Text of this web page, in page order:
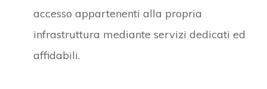
accesso appartenenti alla propria
infrastruttura mediante servizi dedicati ed
affidabili.